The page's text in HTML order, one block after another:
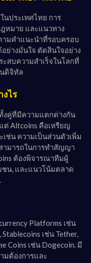
ประเทศไทย การ
หมาย และแนวทาง
มคำแนะนำที่รอบครอบ
ย่างมั่นใจ ตัดสินใจอย่าง
สบความสำเร็จในโลกที่
ดิจิทัล
ไร
งคู่ที่มีความแตกต่างกัน
ต่ Altcoins คือเหรียญ
ช่น ความเป็นส่วนตัวเพิ่ม
ามารถในการทำสัญญา
ต้องพิจารณาทีมผู้
น, และแนวโน้มตลาด
Platforms เช่น
เช่น Tether,
Coins เช่น Dogecoin. มี
มต้องการและ